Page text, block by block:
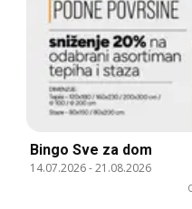
Bingo Sve za dom
14.07.2026-21.08.2026